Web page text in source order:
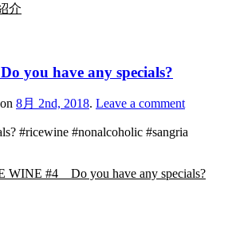
介
you have any specials?
on 8月 2nd, 2018. Leave a comment
#ricewine #nonalcoholic #sangria
WINE #4 Do you have any specials?